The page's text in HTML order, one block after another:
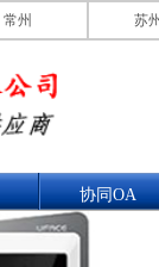
常州 苏
协同OA